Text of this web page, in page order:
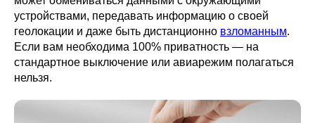
устройствами, передавать информацию о своей
геолокации и даже быть дистанционно взломанным.
Если вам необходима 100% приватность — на
стандартное выключение или авиарежим полагаться
нельзя.